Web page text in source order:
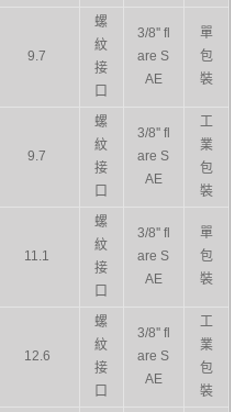
9.7
螺
紋
接
口
3/8'' fl
are S
AE
單
包
裝
9.7
螺
紋
接
口
3/8'' fl
are S
AE
工
業
包
裝
11.1
螺
紋
接
口
3/8'' fl
are S
AE
單
包
裝
12.6
螺
紋
接
口
3/8'' fl
are S
AE
工
業
包
裝